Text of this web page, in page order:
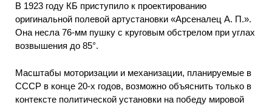
В 1923 году КБ приступило к проектированию
оригинальной полевой артустановки «Арсеналец А. П.».
Она несла 76-мм пушку с круговым обстрелом при углах
возвышения до 85°.
Масштабы моторизации и механизации, планируемые в
СССР в конце 20-х годов, возможно объяснить только в
контексте политической установки на победу мировой